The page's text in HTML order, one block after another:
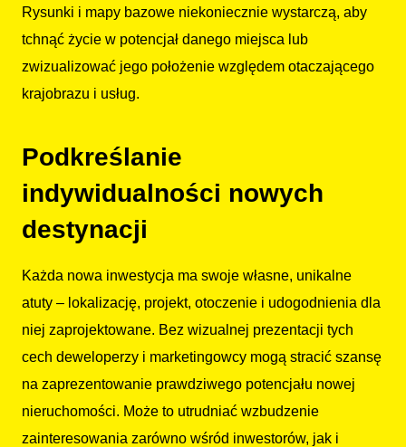
Rysunki i mapy bazowe niekoniecznie wystarczą, aby
tchnąć życie w potencjał danego miejsca lub
zwizualizować jego położenie względem otaczającego
krajobrazu i usług.
Podkreślanie
indywidualności nowych
destynacji
Każda nowa inwestycja ma swoje własne, unikalne
atuty – lokalizację, projekt, otoczenie i udogodnienia dla
niej zaprojektowane. Bez wizualnej prezentacji tych
cech deweloperzy i marketingowcy mogą stracić szansę
na zaprezentowanie prawdziwego potencjału nowej
nieruchomości. Może to utrudniać wzbudzenie
zainteresowania zarówno wśród inwestorów, jak i